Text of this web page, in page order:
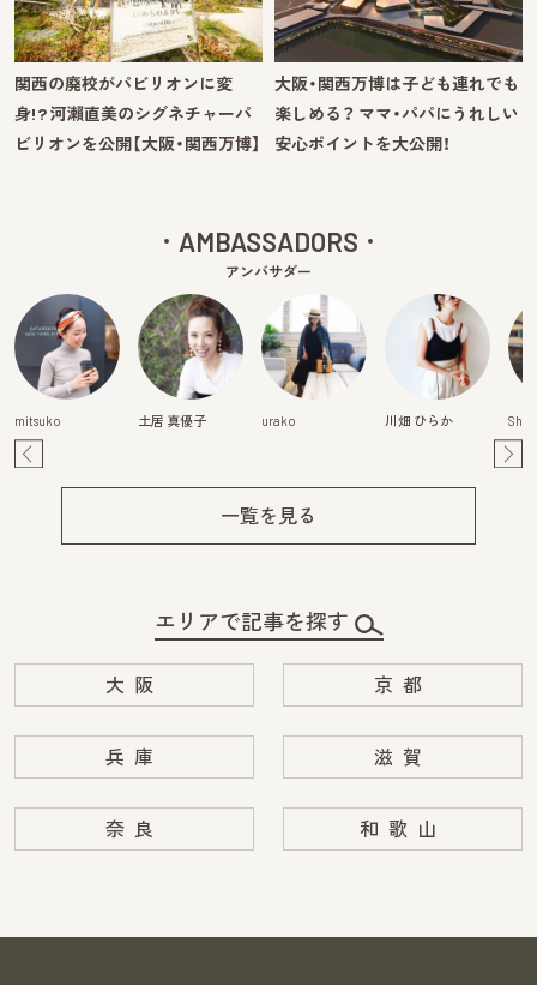
関西の廃校がパビリオンに変
身!? 河瀨直美のシグネチャーパ
ビリオンを公開【大阪・関西万博】
大阪・関西万博は子ども連れでも
楽しめる？ ママ・パパにうれしい
安心ポイントを大公開！
AMBASSADORS
アンバサダー
mitsuko 土居 真優子 urako 川畑 ひらか
一覧を見る
エリアで記事を探す
大阪 京都
兵庫 滋賀
奈良 和歌山